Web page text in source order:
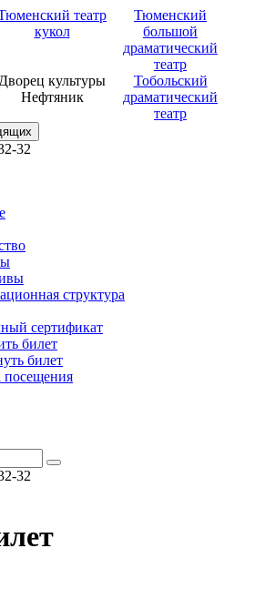
театр
кукол
Тюменский
большой
драматический
театр
Дворец культуры
Нефтяник
Тобольский
драматический
театр
32
структура
сертификат
билет
билет
посещения
32